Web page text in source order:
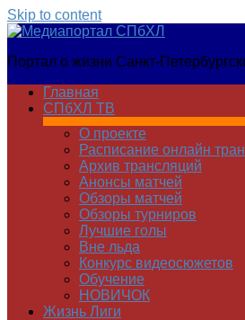
Skip to content
Медиапортал
Портал о жизни Санкт-
Главная
СПбХЛ ТВ
О проекте
Расписание онлайн
Архив трансляций
Анонсы матчей
Обзоры матчей
Обзоры турниров
Лучшие голы
Вне льда
Конкурс видеосюжетов
Обучение
НОВИЧОК
Жизнь Лиги